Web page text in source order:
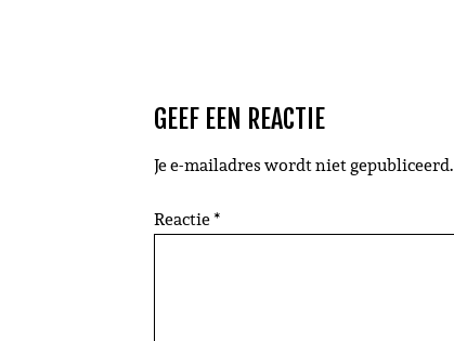
GEEF EEN REACTIE
Je e-mailadres wordt niet gepubliceerd.
Reactie*